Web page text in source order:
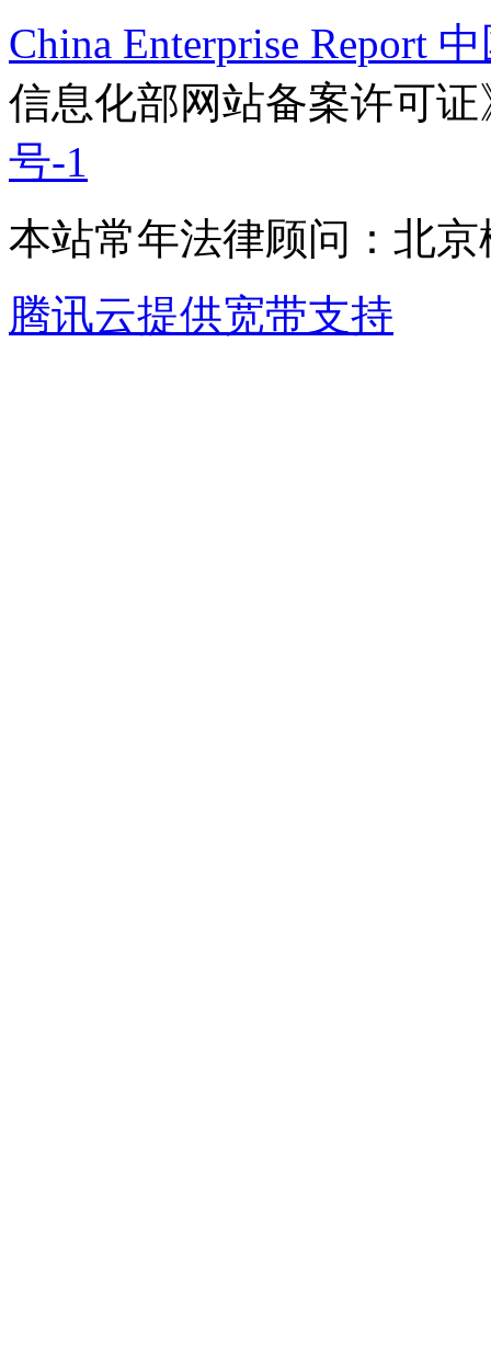
China Enterprise Report
信息化部网站备案许可
号-1
本站常年法律顾问：北
腾讯云提供宽带支持